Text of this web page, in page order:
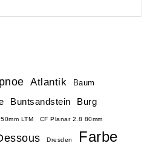
Atlantik Baum
Buntsandstein Burg
LTM CF Planar 2.8 80mm
Dresden Farbe